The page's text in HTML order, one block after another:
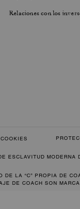
Relaciones con los
ESCLAVITUD MODERNA
LA “C” PROPIA DE
DE COACH SON